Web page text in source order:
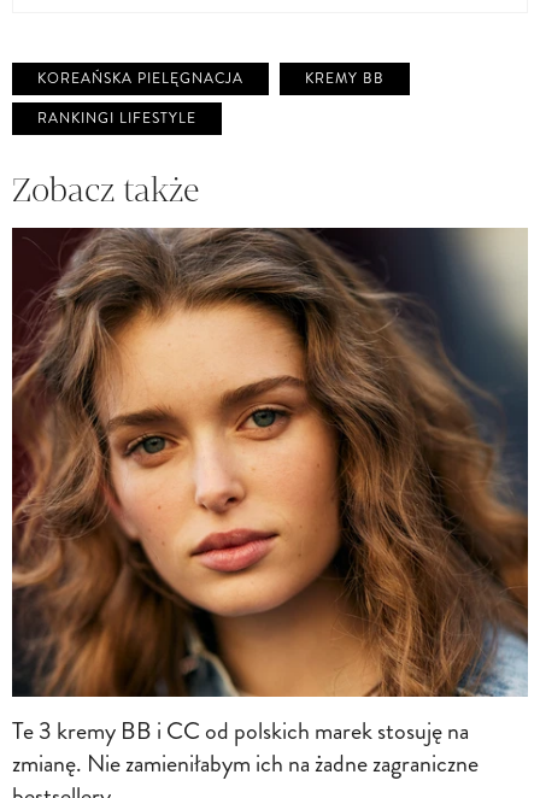
KOREAŃSKA PIELĘGNACJA
KREMY BB
RANKINGI LIFESTYLE
Zobacz także
Te 3 kremy BB i CC od polskich marek stosuję na
zmianę. Nie zamieniłabym ich na żadne zagraniczne